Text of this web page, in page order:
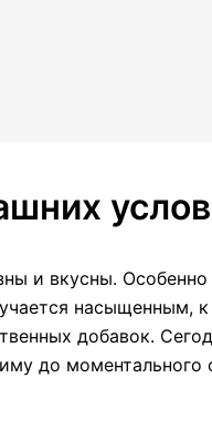
и вкусны. Особенно
насыщенным,
добавок.
до